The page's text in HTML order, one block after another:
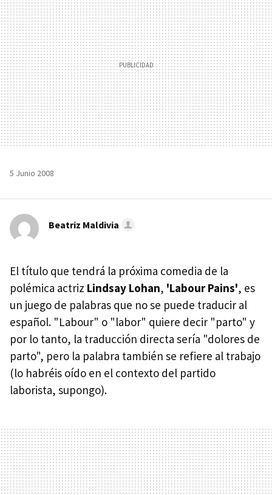
5 Junio 2008
Beatriz Maldivia
El título que tendrá la próxima comedia de la
polémica actriz Lindsay Lohan, 'Labour Pains', es
un juego de palabras que no se puede traducir al
español. "Labour" o "labor" quiere decir "parto" y
por lo tanto, la traducción directa sería "dolores de
parto", pero la palabra también se refiere al trabajo
(lo habréis oído en el contexto del partido
laborista, supongo).